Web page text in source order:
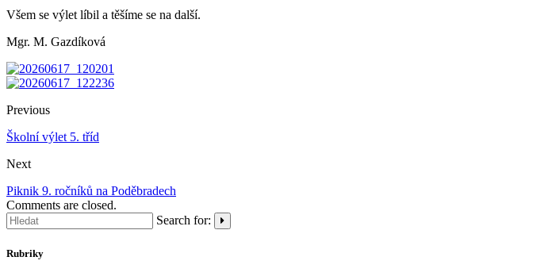
Všem se výlet líbil a těšíme se na další.
Mgr. M. Gazdíková
Previous
Školní výlet 5. tříd
Next
Piknik 9. ročníků na Poděbradech
Comments are closed.
Search for:
Rubriky